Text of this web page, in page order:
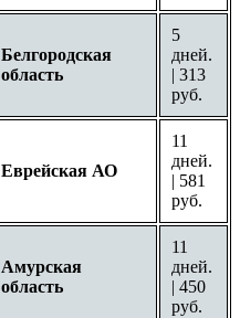
Белгородская
область
5
дней.
| 313
руб.
Еврейская АО
11
дней.
| 581
руб.
Амурская
область
11
дней.
| 450
руб.